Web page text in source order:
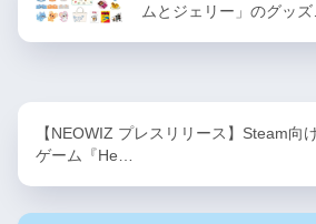
ムとジェリー」のグッズ
【NEOWIZ プレスリリース】Steam向
ゲーム『He…